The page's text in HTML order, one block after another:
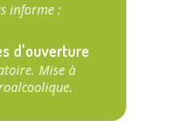
informe :
d'ouverture
Mise à